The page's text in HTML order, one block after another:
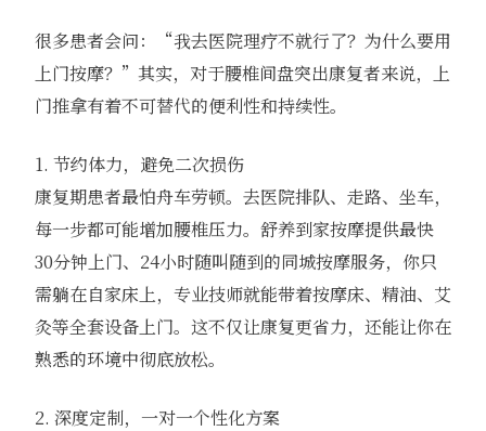
很多患者会问：“我去医院理疗不就行了？为什么要用
上门按摩？”其实，对于腰椎间盘突出康复者来说，上
门推拿有着不可替代的便利性和持续性。
1. 节约体力，避免二次损伤
康复期患者最怕舟车劳顿。去医院排队、走路、坐车，
每一步都可能增加腰椎压力。舒养到家按摩提供最快
30分钟上门、24小时随叫随到的同城按摩服务，你只
需躺在自家床上，专业技师就能带着按摩床、精油、艾
灸等全套设备上门。这不仅让康复更省力，还能让你在
熟悉的环境中彻底放松。
2. 深度定制，一对一个性化方案